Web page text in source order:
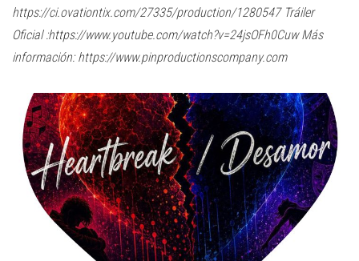
https://ci.ovationtix.com/27335/production/1280547 Tráiler
Oficial :https://www.youtube.com/watch?v=24jsOFh0Cuw Más
información: https://www.pinproductionscompany.com